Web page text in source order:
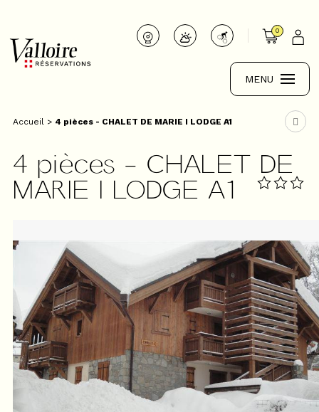
0
MENU
Accueil > 4 pièces - CHALET DE MARIE I LODGE A1
4 pièces - CHALET DE
MARIE I LODGE A1